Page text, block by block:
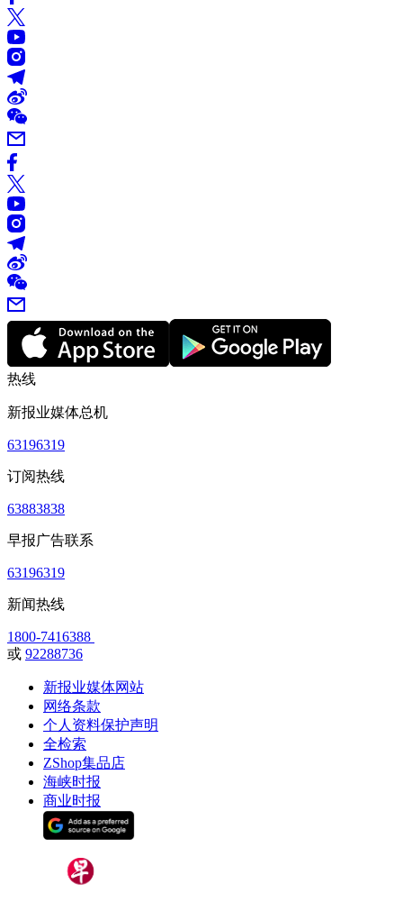
热线
新报业媒体总机
63196319
订阅热线
63883838
早报广告联系
63196319
新闻热线
1800-7416388
或 92288736
新报业媒体网站
网络条款
个人资料保护声明
全检索
ZShop集品店
海峡时报
商业时报